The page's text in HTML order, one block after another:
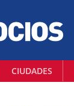
CIUDADES